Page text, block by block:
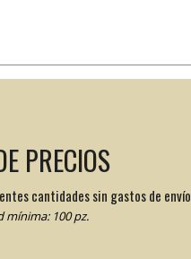
PRECIOS
cantidades sin gastos de envío
mínima: 100 pz.